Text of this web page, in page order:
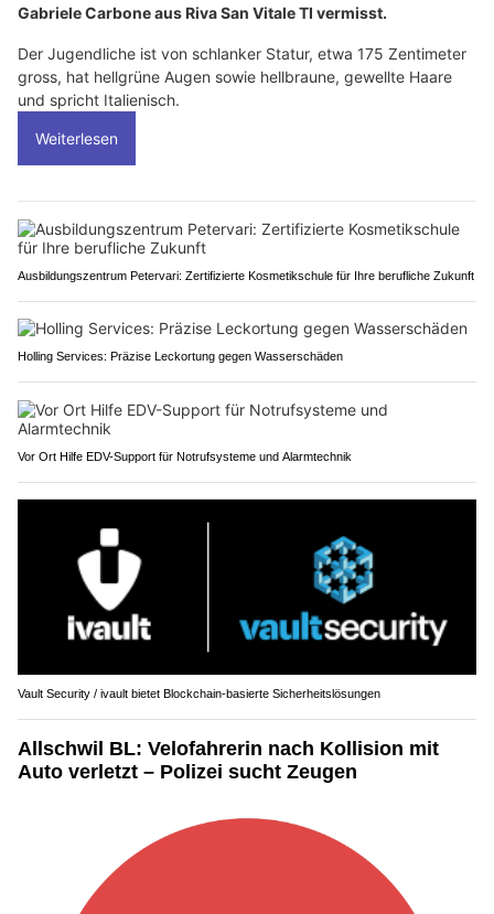
Gabriele Carbone aus Riva San Vitale TI vermisst.
Der Jugendliche ist von schlanker Statur, etwa 175 Zentimeter
gross, hat hellgrüne Augen sowie hellbraune, gewellte Haare
und spricht Italienisch.
Weiterlesen
Ausbildungszentrum Petervari: Zertifizierte Kosmetikschule für Ihre berufliche Zukunft
Holling Services: Präzise Leckortung gegen Wasserschäden
Vor Ort Hilfe EDV-Support für Notrufsysteme und Alarmtechnik
Vault Security / ivault bietet Blockchain-basierte Sicherheitslösungen
Allschwil BL: Velofahrerin nach Kollision mit
Auto verletzt – Polizei sucht Zeugen